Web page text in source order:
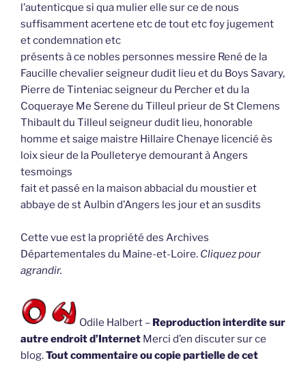
l’autenticque si qua mulier elle sur ce de nous
suffisamment acertene etc de tout etc foy jugement
et condemnation etc
présents à ce nobles personnes messire René de la
Faucille chevalier seigneur dudit lieu et du Boys Savary,
Pierre de Tinteniac seigneur du Percher et du la
Coqueraye Me Serene du Tilleul prieur de St Clemens
Thibault du Tilleul seigneur dudit lieu, honorable
homme et saige maistre Hillaire Chenaye licencié ès
loix sieur de la Poulleterye demourant à Angers
tesmoings
fait et passé en la maison abbacial du moustier et
abbaye de st Aulbin d’Angers les jour et an susdits
Cette vue est la propriété des Archives
Départementales du Maine-et-Loire. Cliquez pour
agrandir.
Odile Halbert – Reproduction interdite sur
autre endroit d’Internet Merci d’en discuter sur ce
blog.Tout commentaire ou copie partielle de cet